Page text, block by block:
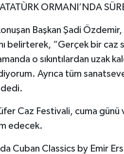
ORMANI’NDA
Başkan Şadi
belirterek, “Gerçek bir
o sıkıntılardan uzak
Ayrıca tüm
Caz Festivali, cuma
edecek.
Cuban Classics by Emir